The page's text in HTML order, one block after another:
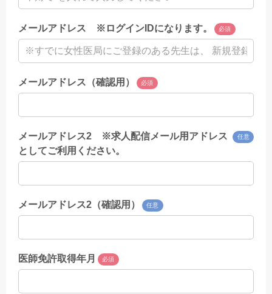
メールアドレス ※ログインIDになります。 必須
メールアドレス（確認用） 必須
メールアドレス2 ※求人配信メール用アドレス
としてご利用ください。
任意
メールアドレス2（確認用） 任意
医師免許取得年月 必須